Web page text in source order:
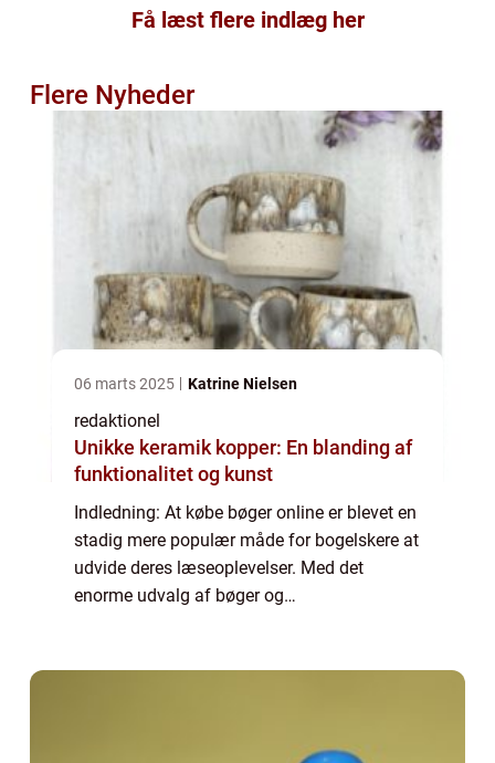
Få læst flere indlæg her
Flere Nyheder
06 marts 2025 Katrine Nielsen
redaktionel
Unikke keramik kopper: En blanding af
funktionalitet og kunst
Indledning: At købe bøger online er blevet en
stadig mere populær måde for bogelskere at
udvide deres læseoplevelser. Med det
enorme udvalg af bøger og